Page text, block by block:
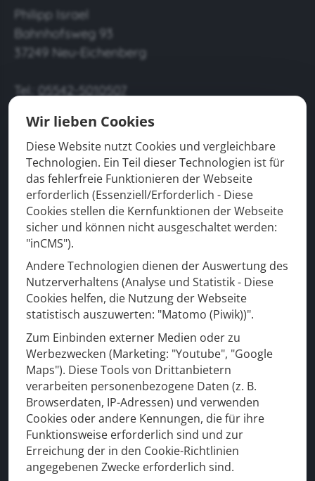
Philipp Israel
Bahnhofsweg 93
37249 Neu-Eichenberg
Tel.: 05542-5010507
• Baumpflege
• Baumfällung
• Baumkletterer
• Entsorgung
Auch in Ihrer Region
Göttingen
Kassel
• Witzenhausen
• Eschwege
• Hann. Münden
• Heilbad Heiligenstadt
• Bad Sooden Allendorf
• Großalmerode
Hess. Lichtenau
Wir lieben Cookies
Diese Website nutzt Cookies und vergleichbare
Technologien. Ein Teil dieser Technologien ist für
das fehlerfreie Funktionieren der Webseite
erforderlich (Essenziell/Erforderlich - Diese
Cookies stellen die Kernfunktionen der Webseite
sicher und können nicht ausgeschaltet werden:
"inCMS").
Andere Technologien dienen der Auswertung des
Nutzerverhaltens (Analyse und Statistik - Diese
Cookies helfen, die Nutzung der Webseite
statistisch auszuwerten: "Matomo (Piwik))".
Zum Einbinden externer Medien oder zu
Werbezwecken (Marketing: "Youtube", "Google
Maps"). Diese Tools von Drittanbietern
verarbeiten personenbezogene Daten (z. B.
Browserdaten, IP-Adressen) und verwenden
Cookies oder andere Kennungen, die für ihre
Funktionsweise erforderlich sind und zur
Erreichung der in den Cookie-Richtlinien
angegebenen Zwecke erforderlich sind.